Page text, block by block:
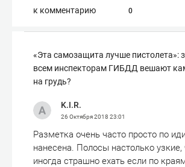
к комментарию 0
«Эта самозащита лучше пистолета»:
всем инспекторам ГИБДД вешают
на грудь?
K.I.R.
26 Октября 2018 23:01
Разметка очень часто просто по
нанесена. Полосы настолько узкие,
иногда страшно ехать если по